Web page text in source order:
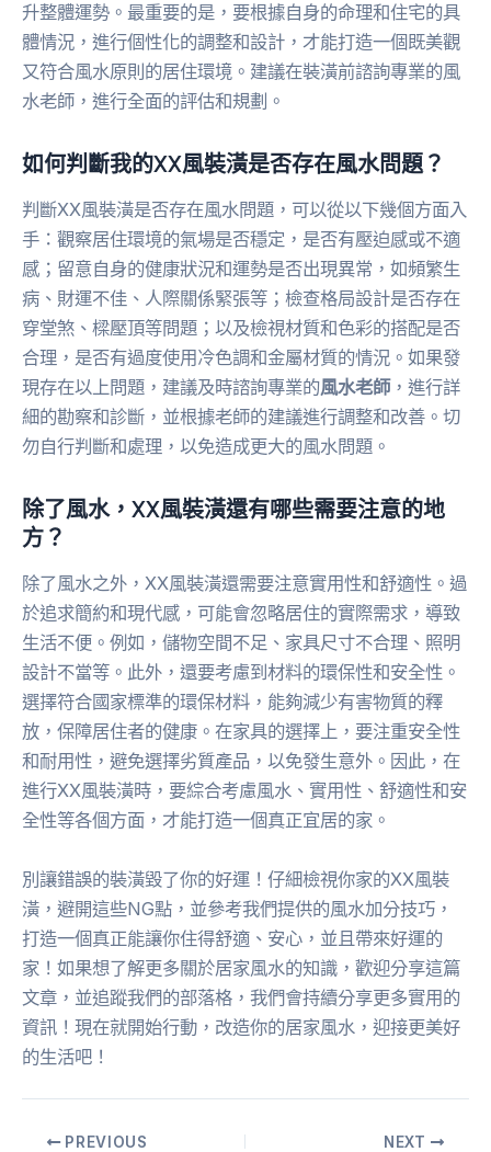
升整體運勢。最重要的是，要根據自身的命理和住宅的具
體情況，進行個性化的調整和設計，才能打造一個既美觀
又符合風水原則的居住環境。建議在裝潢前諮詢專業的風
水老師，進行全面的評估和規劃。
如何判斷我的XX風裝潢是否存在風水問題？
判斷XX風裝潢是否存在風水問題，可以從以下幾個方面入
手：觀察居住環境的氣場是否穩定，是否有壓迫感或不適
感；留意自身的健康狀況和運勢是否出現異常，如頻繁生
病、財運不佳、人際關係緊張等；檢查格局設計是否存在
穿堂煞、樑壓頂等問題；以及檢視材質和色彩的搭配是否
合理，是否有過度使用冷色調和金屬材質的情況。如果發
現存在以上問題，建議及時諮詢專業的風水老師，進行詳
細的勘察和診斷，並根據老師的建議進行調整和改善。切
勿自行判斷和處理，以免造成更大的風水問題。
除了風水，XX風裝潢還有哪些需要注意的地
方？
除了風水之外，XX風裝潢還需要注意實用性和舒適性。過
於追求簡約和現代感，可能會忽略居住的實際需求，導致
生活不便。例如，儲物空間不足、家具尺寸不合理、照明
設計不當等。此外，還要考慮到材料的環保性和安全性。
選擇符合國家標準的環保材料，能夠減少有害物質的釋
放，保障居住者的健康。在家具的選擇上，要注重安全性
和耐用性，避免選擇劣質產品，以免發生意外。因此，在
進行XX風裝潢時，要綜合考慮風水、實用性、舒適性和安
全性等各個方面，才能打造一個真正宜居的家。
別讓錯誤的裝潢毀了你的好運！仔細檢視你家的XX風裝
潢，避開這些NG點，並參考我們提供的風水加分技巧，
打造一個真正能讓你住得舒適、安心，並且帶來好運的
家！如果想了解更多關於居家風水的知識，歡迎分享這篇
文章，並追蹤我們的部落格，我們會持續分享更多實用的
資訊！現在就開始行動，改造你的居家風水，迎接更美好
的生活吧！
PREVIOUS NEXT